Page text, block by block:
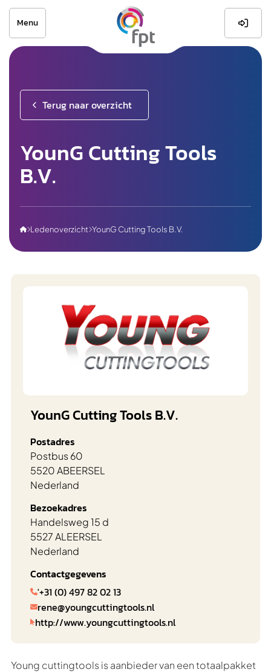
Menu 
Terug naar overzicht
YounG Cutting Tools
B.V.
Ledenoverzicht YounG Cutting Tools B.V.
YounG Cutting Tools B.V.
Postadres
Postbus 60
5520 ABEERSEL
Nederland
Bezoekadres
Handelsweg 15 d
5527 AL EERSEL
Nederland
Contactgegevens
'+31 (0) 497 82 02 13
rene@youngcuttingtools.nl
http://www.youngcuttingtools.nl
Young cuttingtools is aanbieder van een totaalpakket